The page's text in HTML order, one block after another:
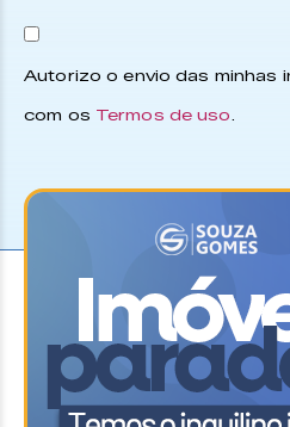
Autorizo o envio das minhas
com os Termos de uso.